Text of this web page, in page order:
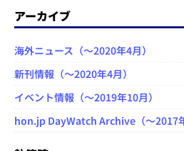
アーカイブ
海外ニュース（～2020年4月）
新刊情報（～2020年4月）
イベント情報（～2019年10月）
hon.jp DayWatch Archive（～2017